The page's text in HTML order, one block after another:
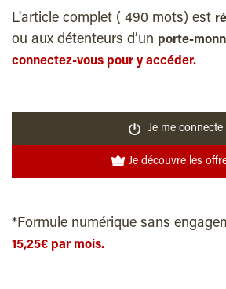
L'article complet ( 490 mots) est
ou aux détenteurs d’un porte-
connectez-vous pour y accéder.
Je me connecte
Je découvre
*Formule numérique sans
15,25€ par mois.